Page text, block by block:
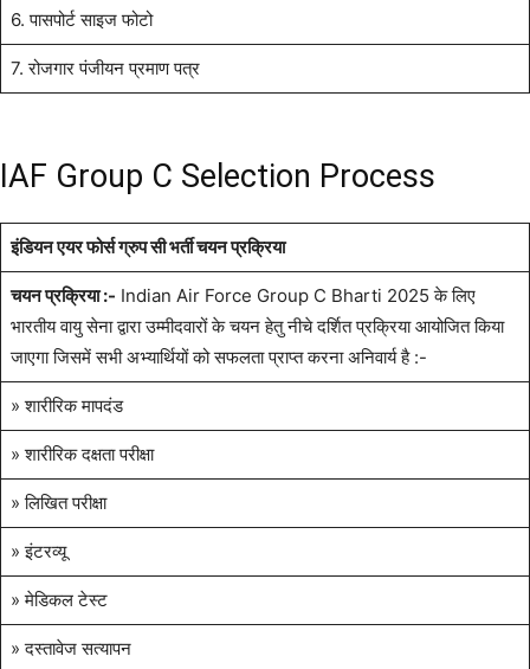
6. पासपोर्ट साइज फोटो
7. रोजगार पंजीयन प्रमाण पत्र
IAF Group C Selection Process
इंडियन एयर फोर्स ग्रुप सी भर्ती चयन प्रक्रिया
चयन प्रक्रिया :- Indian Air Force Group C Bharti 2025 के लिए
भारतीय वायु सेना द्वारा उम्मीदवारों के चयन हेतु नीचे दर्शित प्रक्रिया आयोजित किया
जाएगा जिसमें सभी अभ्यार्थियों को सफलता प्राप्त करना अनिवार्य है :-
» शारीरिक मापदंड
» शारीरिक दक्षता परीक्षा
» लिखित परीक्षा
» इंटरव्यू
» मेडिकल टेस्ट
» दस्तावेज सत्यापन